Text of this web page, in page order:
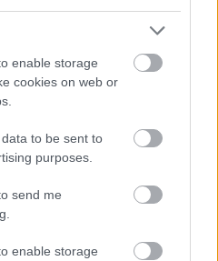
enable storage
cookies on web or
to be sent to
purposes.
send me
enable storage
drónt fogtak el a
szálat feltételeznek a
zsákmányolt az